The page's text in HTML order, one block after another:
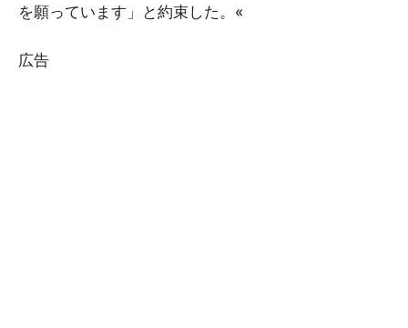
を願っています」と約束した。«
広告